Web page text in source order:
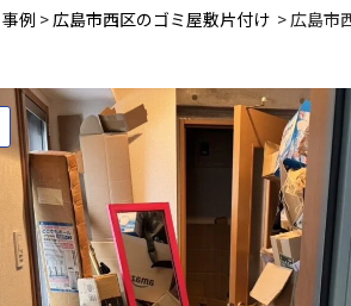
事例 > 広島市西区のゴミ屋敷片付け > 広島市